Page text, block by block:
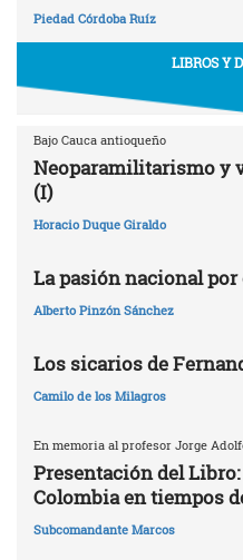
Piedad Córdoba Ruíz
LIBROS Y
Bajo Cauca antioqueño
Neoparamilitarismo y
(I)
Horacio Duque Giraldo
La pasión nacional
Alberto Pinzón Sánchez
Los sicarios de
Camilo de los Milagros
En memoria al profesor Jorge
Presentación del
Colombia en tiempos
Subcomandante Marcos